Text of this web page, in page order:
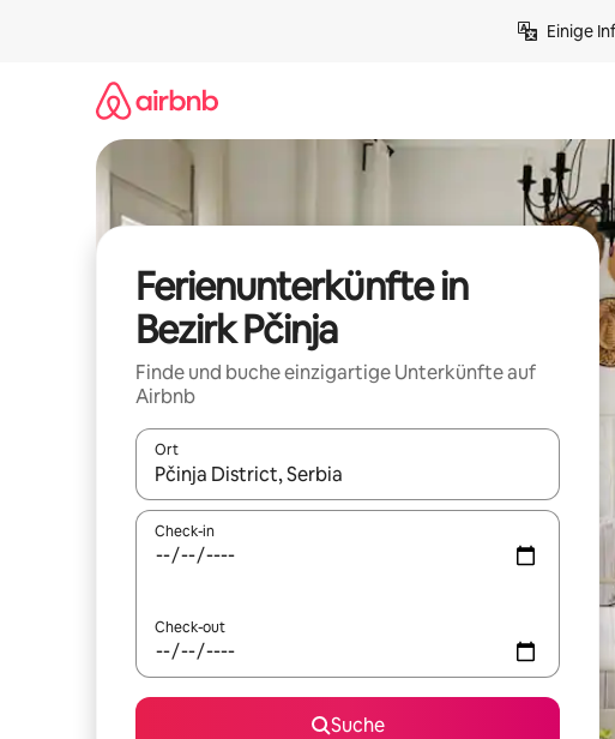
Einige
Ferienunterkünfte in
Bezirk Pčinja
Finde und buche einzigartige Unterkünfte auf
Airbnb
Ort
Wenn Ergebnisse verfügbar sind, navigiere mit den
Check-in
Check-out
Suche